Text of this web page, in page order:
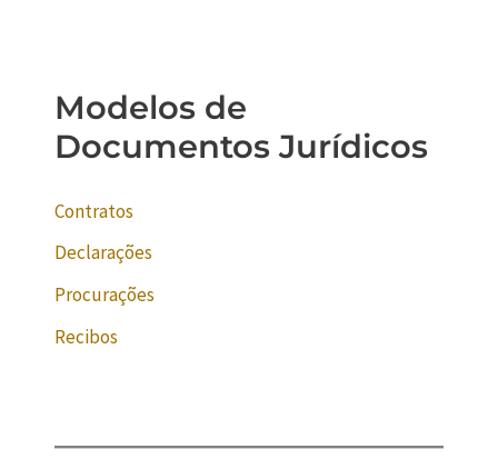
Modelos de
Documentos Jurídicos
Contratos
Declarações
Procurações
Recibos